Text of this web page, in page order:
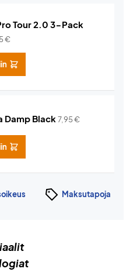
Tour 2.0 3-Pack
€
Damp Black7,95€
Maksutapoja